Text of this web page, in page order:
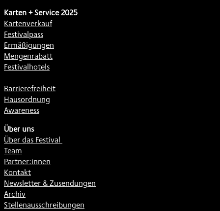
Karten + Service 2025
Kartenverkauf
Festivalpass
Ermäßigungen
Mengenrabatt
Festivalhotels
Barrierefreiheit
Hausordnung
Awareness
Über uns
Über das Festival
Team
Partner:innen
Kontakt
Newsletter & Zusendungen
Archiv
Stellenausschreibungen